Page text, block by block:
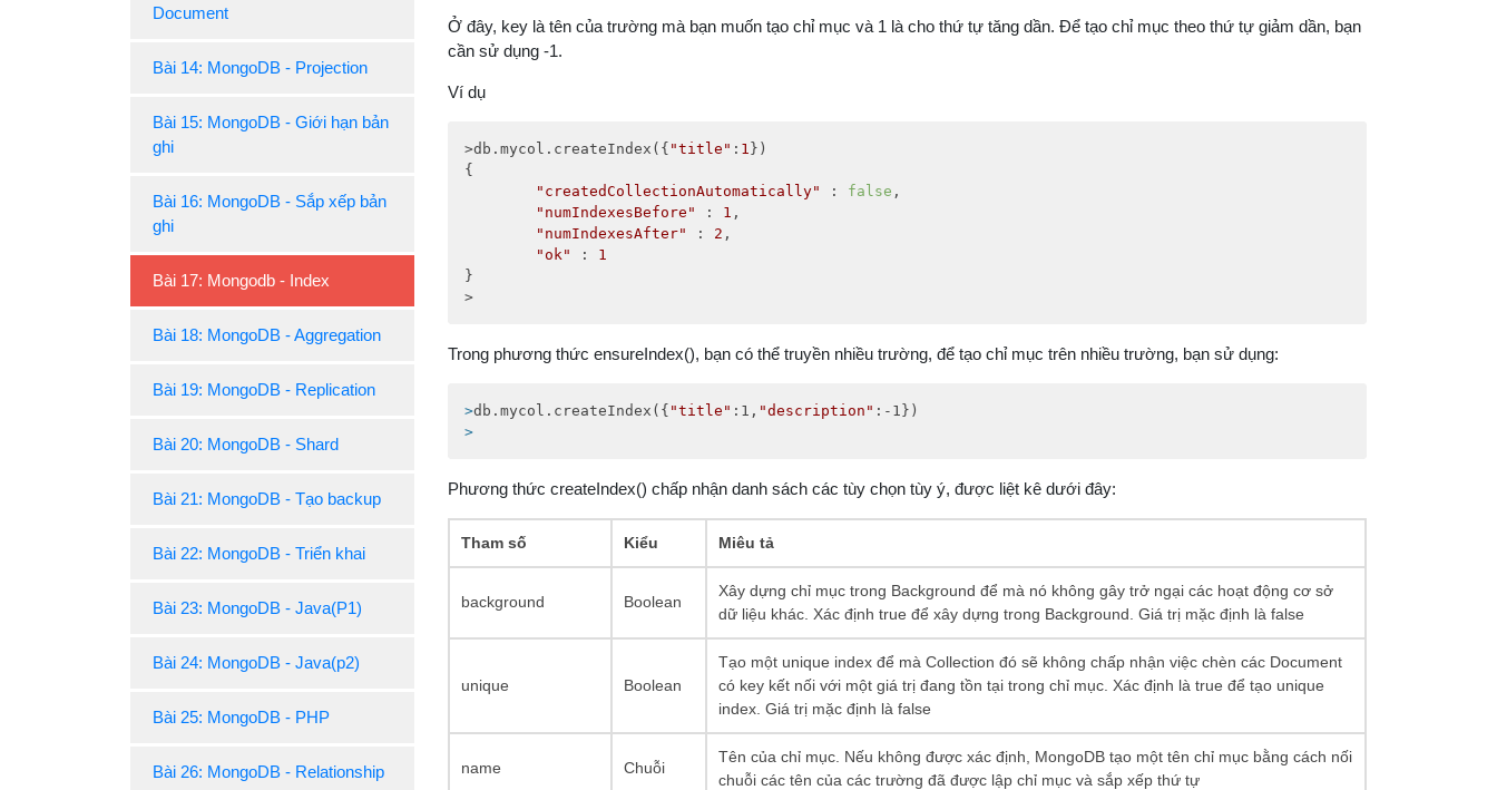
Document
Bài 14: MongoDB - Projection
Bài 15: MongoDB - Giới hạn bản
ghi
Bài 16: MongoDB - Sắp xếp bản
ghi
Bài 17: Mongodb - Index
Bài 18: MongoDB - Aggregation
Bài 19: MongoDB - Replication
Bài 20: MongoDB - Shard
Bài 21: MongoDB - Tạo backup
Bài 22: MongoDB - Triển khai
Bài 23: MongoDB - Java(P1)
Bài 24: MongoDB - Java(p2)
Bài 25: MongoDB - PHP
Bài 26: MongoDB - Relationship
Ở đây, key là tên của trường mà bạn muốn tạo chỉ mục và 1 là cho thứ tự tăng dần. Để tạo chỉ mục theo thứ tự giảm dần, bạn
cần sử dụng -1.
Ví dụ
>db.mycol.createIndex({ "title" : 1 })
{
"createdCollectionAutomatically"
: false ,
"numIndexesBefore"
: 1 ,
"numIndexesAfter"
: 2 ,
"ok"
: 1
}
>
Trong phương thức ensureIndex(), bạn có thể truyền nhiều trường, để tạo chỉ mục trên nhiều trường, bạn sử dụng:
>db.mycol.createIndex({ "title" :1, "description" :-1})
>
Phương thức createIndex() chấp nhận danh sách các tùy chọn tùy ý, được liệt kê dưới đây:
Tham số Kiểu Miêu tả
background Boolean
Xây dựng chỉ mục trong Background để mà nó không gây trở ngại các hoạt động cơ sở
dữ liệu khác. Xác định true để xây dựng trong Background. Giá trị mặc định là false
unique Boolean
Tạo một unique index để mà Collection đó sẽ không chấp nhận việc chèn các Document
có key kết nối với một giá trị đang tồn tại trong chỉ mục. Xác định là true để tạo unique
index. Giá trị mặc định là false
name Chuỗi
Tên của chỉ mục. Nếu không được xác định, MongoDB tạo một tên chỉ mục bằng cách nối
chuỗi các tên của các trường đã được lập chỉ mục và sắp xếp thứ tự